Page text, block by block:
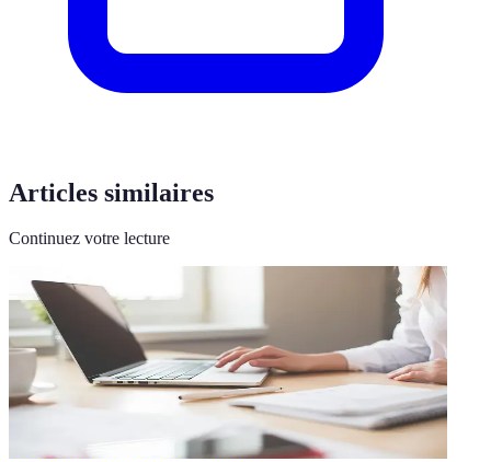
Articles similaires
Continuez votre lecture